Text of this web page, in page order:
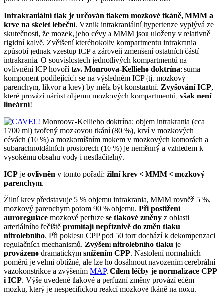
Intrakraniální tlak je určován tlakem mozkové tkáně, MMM a
krve na skelet lebeční. Vznik intrakraniální hypertenze vyplývá ze
skutečnosti, že mozek, jeho cévy a MMM jsou uloženy v relativně
rigidní kalvě. Zvětšení kteréhokoliv kompartmentu intrakrania
způsobí jednak vzestup ICP a zároveň zmenšení ostatních částí
intrakrania. O souvislostech jednotlivých kompartmentů na
ovlivnění ICP hovořítzv. Monroova-Kellieho doktrína: suma
komponent podílejících se na výsledném ICP (tj. mozkový
parenchym, likvor a krev) by měla být konstantní. Zvyšování ICP,
které provází nárůst objemu mozkových kompartmentů, však není
lineární!
Monroova-Kellieho doktrína: objem intrakrania (cca
1700 ml) tvořený mozkovou tkání (80 %), krví v mozkových
cévách (10 %) a mozkomíšním mokem v mozkových komorách a
subarachnoidálních prostorech (10 %) je neměnný a vzhledem k
vysokému obsahu vody i nestlačitelný.
ICP je ovlivněn v tomto pořadí: žilní krev < MMM < mozkový
parenchym.
Žilní krev představuje 5 % objemu intrakrania, MMM rovněž 5 %,
mozkový parenchym potom 90 % objemu. Při postižení
auroregulace mozkové perfuze se tlakové změny z oblasti
arteriálního řečiště promítají nepříznivě do změn tlaku
nitrolebního. Při poklesu CPP pod 50 torr dochází k dekompenzaci
regulačních mechanismů. Zvýšení nitrolebního tlaku je
provázeno dramatickým snížením CPP. Nastolení normálních
poměrů je velmi obtížné, ale lze ho dosáhnout navozením cerebrální
vazokonstrikce a zvýšením MAP. Cílem léčby je normalizace CPP
i ICP. Výše uvedené tlakové a perfuzní změny provází edém
mozku, který je nespecifickou reakcí mozkové tkáně na noxu.